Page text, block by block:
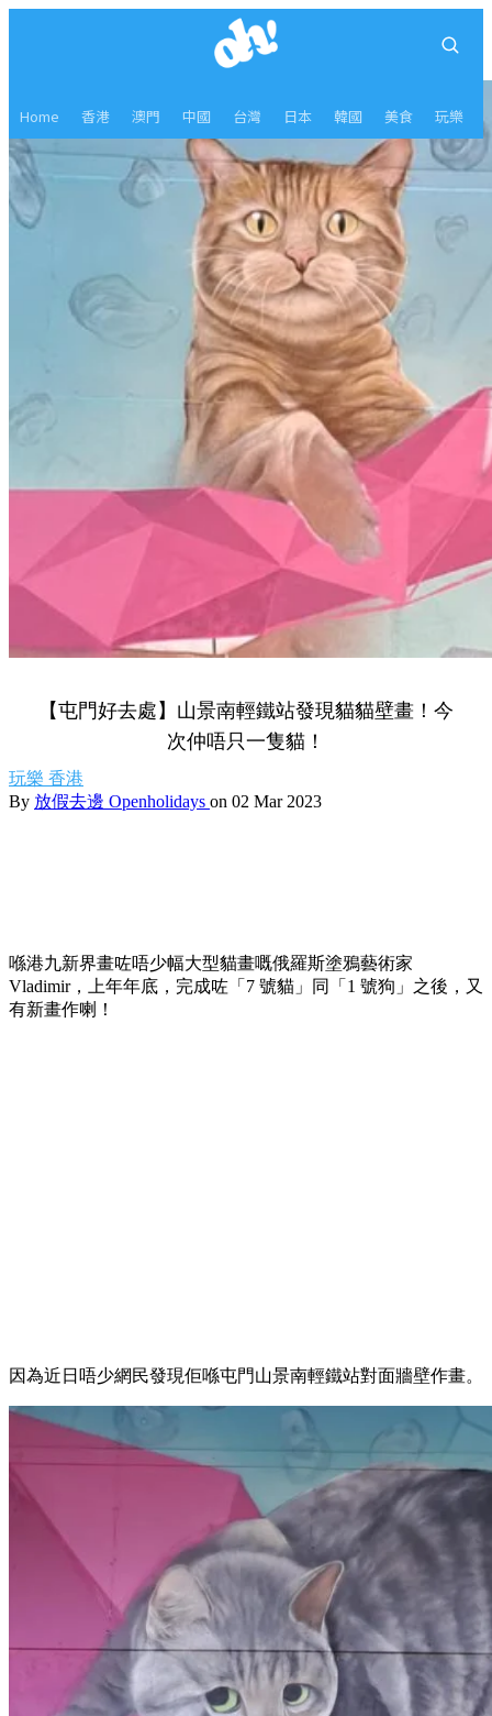
Home 香港 澳門 中國 台灣 日本 韓國 美食 玩樂
【屯門好去處】山景南輕鐵站發現貓貓壁畫！今
次仲唔只一隻貓！
玩樂 香港
By 放假去邊 Openholidays on 02 Mar 2023
喺港九新界畫咗唔少幅大型貓畫嘅俄羅斯塗鴉藝術家
Vladimir，上年年底，完成咗「7 號貓」同「1 號狗」之後，又
有新畫作喇！
因為近日唔少網民發現佢喺屯門山景南輕鐵站對面牆壁作畫。